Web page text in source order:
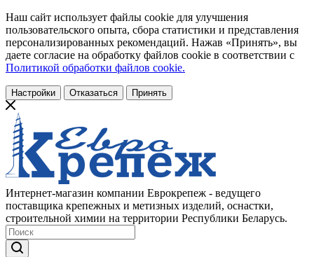
Наш сайт использует файлы cookie для улучшения
пользовательского опыта, сбора статистики и представления
персонализированных рекомендаций. Нажав «Принять», вы
даете согласие на обработку файлов cookie в соответствии с
Политикой обработки файлов cookie.
Настройки Отказаться Принять
Интернет-магазин компании Еврокрепеж - ведущего
поставщика крепежных и метизных изделий, оснастки,
строительной химии на территории Республики Беларусь.